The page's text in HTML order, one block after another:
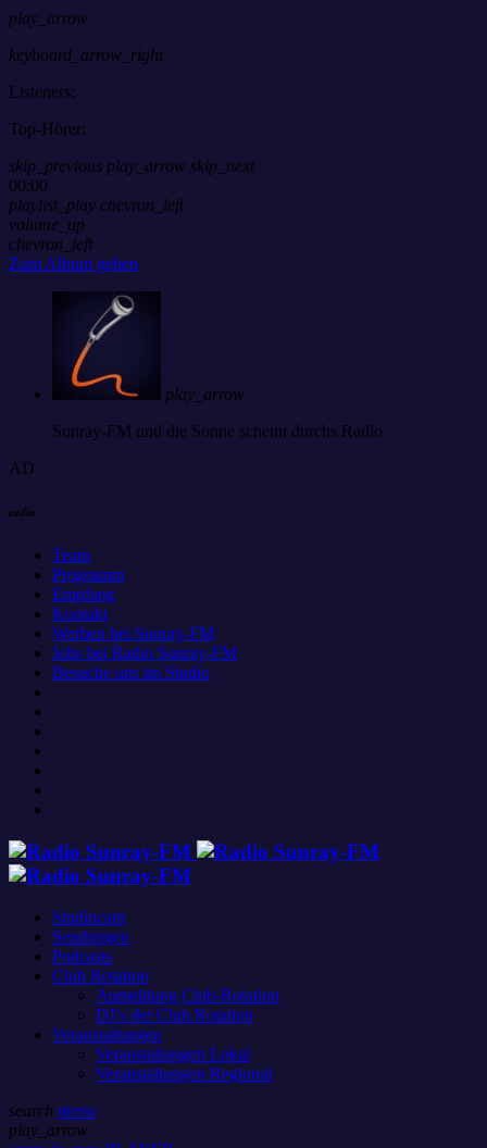
play_arrow
keyboard_arrow_right
Listeners:
Top-Hörer:
skip_previous play_arrow skip_next
00:00
playlist_play chevron_left
volume_up
chevron_left
Zum Album gehen
play_arrow
Sunray-FM und die Sonne scheint durchs Radio
AD
radio
Team
Programm
Empfang
Kontakt
Werben bei Sunray-FM
Jobs bei Radio Sunray-FM
Besuche uns im Studio
Studiocam
Sendungen
Podcasts
Club Rotation
Anmeldung Club-Rotation
DJ’s der Club Rotation
Veranstaltungen
Veranstaltungen Lokal
Veranstaltungen Regional
search menu
play_arrow